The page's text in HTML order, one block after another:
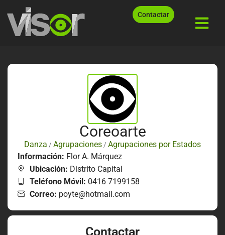
Contactar
Coreoarte
Danza / Agrupaciones / Agrupaciones por Estados
Información: Flor A. Márquez
Ubicación: Distrito Capital
Teléfono Móvil: 0416 7199158
Correo: poyte@hotmail.com
Contactar